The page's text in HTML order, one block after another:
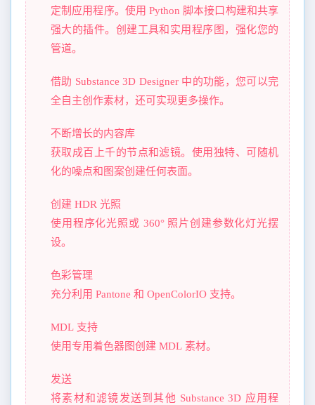
定制应用程序。使用 Python 脚本接口构建和共享
强大的插件。创建工具和实用程序图，强化您的
管道。
借助 Substance 3D Designer 中的功能，您可以完
全自主创作素材，还可实现更多操作。
不断增长的内容库
获取成百上千的节点和滤镜。使用独特、可随机
化的噪点和图案创建任何表面。
创建 HDR 光照
使用程序化光照或 360° 照片创建参数化灯光摆
设。
色彩管理
充分利用 Pantone 和 OpenColorIO 支持。
MDL 支持
使用专用着色器图创建 MDL 素材。
发送
将素材和滤镜发送到其他 Substance 3D 应用程